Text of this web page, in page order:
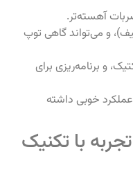
آهسته‌تر.
و می‌تواند گاهی توپ
و برنامه‌ریزی برای
خوبی داشته
باتجربه با تکنیک